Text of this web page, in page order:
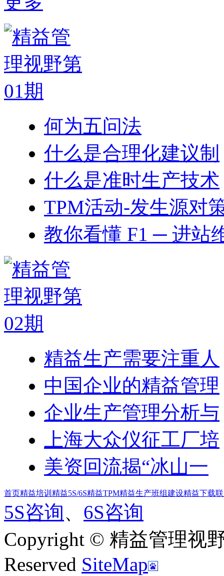
何为五问法
什么是合理化建议制
什么是准时生产技术
TPM活动-发生源对
教你看懂 F1 ─ 进站
精益生产需要注重人
中国企业的精益管理
企业生产管理分析与
上海大众仪征工厂培
美资回流揭“冰山一
首页精益培训 精益5S/6S精益TPM精益生产班组建设精益下载
5S咨询、 6S咨询
Copyright © 精益管理视
Reserved SiteMap